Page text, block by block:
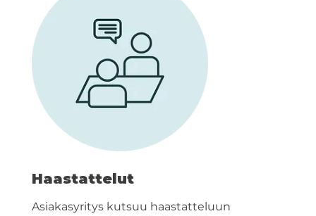
Haastattelut
Asiakasyritys kutsuu haastatteluun